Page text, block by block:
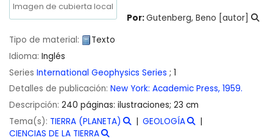
Imagen de cubierta local
Por:Gutenberg, Beno [autor]
Tipo de material:
Texto
Idioma: Inglés
Series International Geophysics Series ; 1
Detalles de publicación: New York: Academic Press, 1959.
Descripción: 240 páginas: ilustraciones; 23 cm
Tema(s): TIERRA (PLANETA)
GEOLOGÍA
CIENCIAS DE LA TIERRA